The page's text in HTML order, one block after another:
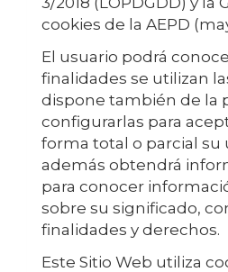
cookies de la AEPD
El usuario podrá
finalidades se utilizan
dispone también de la
configurarlas para
forma total o parcial su
además obtendrá
para conocer
sobre su significado,
finalidades y derechos.
Este Sitio Web utiliza